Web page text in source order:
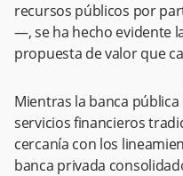
recursos públicos por
—, se ha hecho evidente
propuesta de valor que
Mientras la banca
servicios financieros
cercanía con los
banca privada